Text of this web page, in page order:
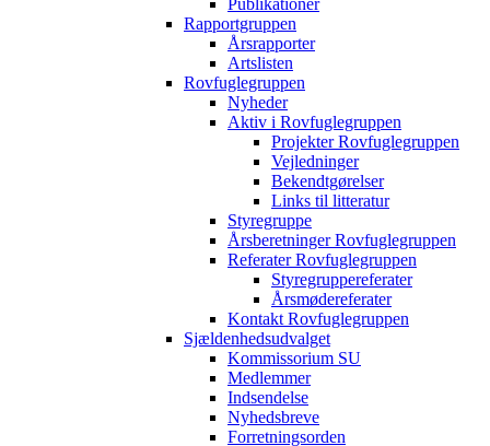
Publikationer
Rapportgruppen
Årsrapporter
Artslisten
Rovfuglegruppen
Nyheder
Aktiv i Rovfuglegruppen
Projekter Rovfuglegruppen
Vejledninger
Bekendtgørelser
Links til litteratur
Styregruppe
Årsberetninger Rovfuglegruppen
Referater Rovfuglegruppen
Styregruppereferater
Årsmødereferater
Kontakt Rovfuglegruppen
Sjældenhedsudvalget
Kommissorium SU
Medlemmer
Indsendelse
Nyhedsbreve
Forretningsorden